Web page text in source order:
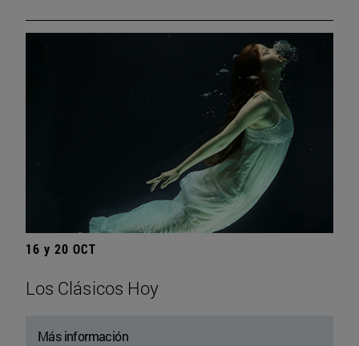
16 y 20 OCT
Los Clásicos Hoy
Más información